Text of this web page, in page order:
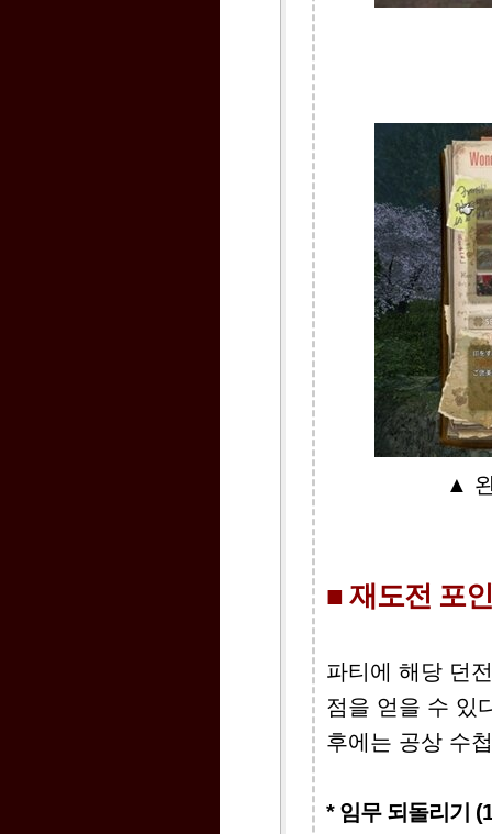
▲
■ 재도전 포
파티에 해당 던
점을 얻을 수 있
후에는 공상 수
* 임무 되돌리기